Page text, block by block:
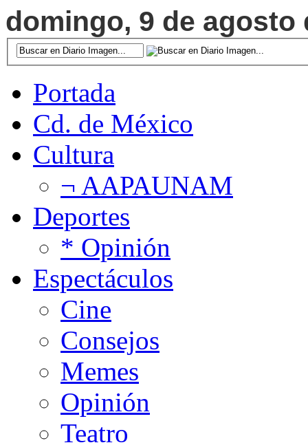
domingo, 9 de agosto
Portada
Cd. de México
Cultura
¬ AAPAUNAM
Deportes
* Opinión
Espectáculos
Cine
Consejos
Memes
Opinión
Teatro